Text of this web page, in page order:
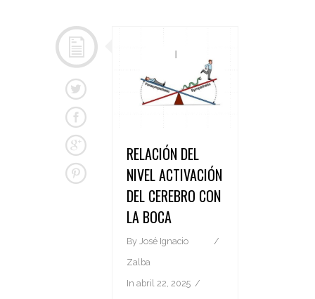
RELACIÓN DEL
NIVEL ACTIVACIÓN
DEL CEREBRO CON
LA BOCA
By José Ignacio
Zalba
In abril 22, 2025